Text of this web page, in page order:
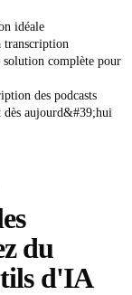
idéale
transcription
solution complète pour
des podcasts
aujourd&#39;hui
du
d'IA